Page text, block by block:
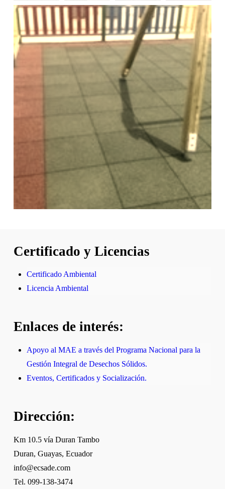
Certificado y Licencias
Certificado Ambiental
Licencia Ambiental
Enlaces de interés:
Apoyo al MAE a través del Programa Nacional para la
Gestión Integral de Desechos Sólidos.
Eventos, Certificados y Socialización.
Dirección:
Km 10.5 vía Duran Tambo
Duran, Guayas, Ecuador
info@ecsade.com
Tel. 099-138-3474